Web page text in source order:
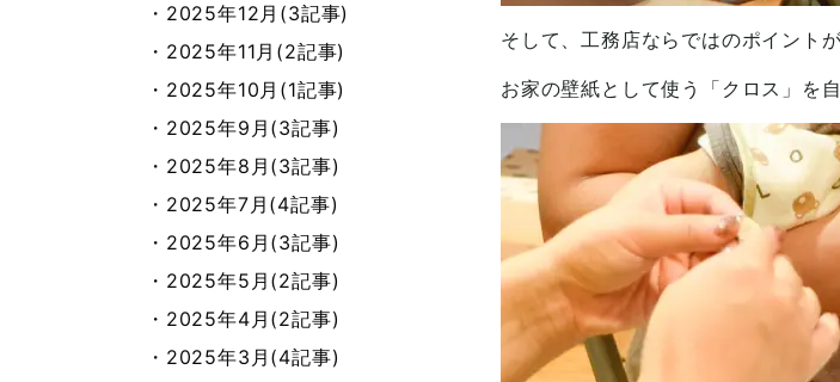
そして、工務店ならではのポイントが
お家の壁紙として使う「クロス」を
・2025年12月(3記事)
・2025年11月(2記事)
・2025年10月(1記事)
・2025年9月(3記事)
・2025年8月(3記事)
・2025年7月(4記事)
・2025年6月(3記事)
・2025年5月(2記事)
・2025年4月(2記事)
・2025年3月(4記事)